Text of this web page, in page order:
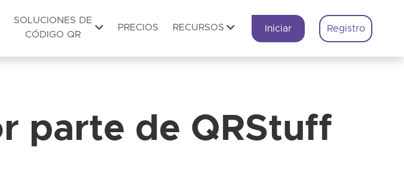
SOLUCIONES DE
CÓDIGO QR
PRECIOS RECURSOS Iniciar Registro
parte de QRStuff